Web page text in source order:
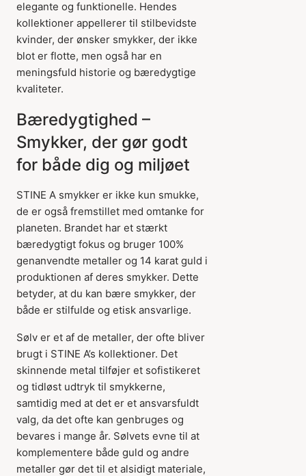
elegante og funktionelle. Hendes
kollektioner appellerer til stilbevidste
kvinder, der ønsker smykker, der ikke
blot er flotte, men også har en
meningsfuld historie og bæredygtige
kvaliteter.
Bæredygtighed –
Smykker, der gør godt
for både dig og miljøet
STINE A smykker er ikke kun smukke,
de er også fremstillet med omtanke for
planeten. Brandet har et stærkt
bæredygtigt fokus og bruger 100%
genanvendte metaller og 14 karat guld i
produktionen af deres smykker. Dette
betyder, at du kan bære smykker, der
både er stilfulde og etisk ansvarlige.
Sølv er et af de metaller, der ofte bliver
brugt i STINE A’s kollektioner. Det
skinnende metal tilføjer et sofistikeret
og tidløst udtryk til smykkerne,
samtidig med at det er et ansvarsfuldt
valg, da det ofte kan genbruges og
bevares i mange år. Sølvets evne til at
komplementere både guld og andre
metaller gør det til et alsidigt materiale,